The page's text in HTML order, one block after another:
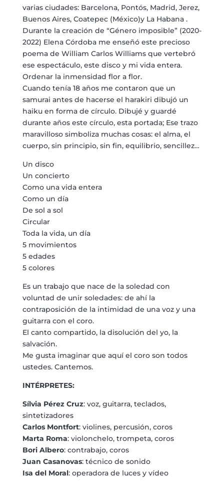
varias ciudades: Barcelona, Pontós, Madrid, Jerez,
Buenos Aires, Coatepec (México)y La Habana .
Durante la creación de “Género imposible” (2020-
2022) Elena Córdoba me enseñó este precioso
poema de William Carlos Williams que vertebró
ese espectáculo, este disco y mi vida entera.
Ordenar la inmensidad flor a flor.
Cuando tenía 18 años me contaron que un
samurai antes de hacerse el harakiri dibujó un
haiku en forma de círculo. Dibujé y guardé
durante años este círculo, esta portada; Ese trazo
maravilloso simboliza muchas cosas: el alma, el
cuerpo, sin principio, sin fin, equilibrio, sencillez…
Un disco
Un concierto
Como una vida entera
Como un día
De sol a sol
Circular
Toda la vida, un día
5 movimientos
5 edades
5 colores
Es un trabajo que nace de la soledad con
voluntad de unir soledades: de ahí la
contraposición de la intimidad de una voz y una
guitarra con el coro.
El canto compartido, la disolución del yo, la
salvación.
Me gusta imaginar que aquí el coro son todos
ustedes. Cantemos.
INTÉRPRETES:
Sílvia Pérez Cruz: voz, guitarra, teclados,
sintetizadores
Carlos Montfort: violines, percusión, coros
Marta Roma: violonchelo, trompeta, coros
Bori Albero: contrabajo, coros
Juan Casanovas: técnico de sonido
Isa del Moral: operadora de luces y vídeo